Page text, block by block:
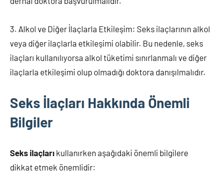
3. Alkol ve Diğer İlaçlarla Etkileşim: Seks ilaçlarının alkol
veya diğer ilaçlarla etkileşimi olabilir. Bu nedenle, seks
ilaçları kullanılıyorsa alkol tüketimi sınırlanmalı ve diğer
ilaçlarla etkileşimi olup olmadığı doktora danışılmalıdır.
Seks İlaçları Hakkında Önemli
Bilgiler
Seks ilaçları kullanırken aşağıdaki önemli bilgilere
dikkat etmek önemlidir: